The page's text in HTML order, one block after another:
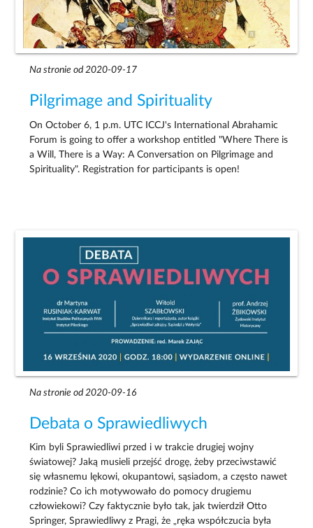
Na stronie od 2020-09-17
Pilgrimage and Spirituality
On October 6, 1 p.m. UTC ICCJ's International Abrahamic
Forum is going to offer a workshop entitled "Where There is
a Will, There is a Way: A Conversation on Pilgrimage and
Spirituality". Registration for participants is open!
Na stronie od 2020-09-16
Debata o Sprawiedliwych
Kim byli Sprawiedliwi przed i w trakcie drugiej wojny
światowej? Jaką musieli przejść drogę, żeby przeciwstawić
się własnemu lękowi, okupantowi, sąsiadom, a często nawet
rodzinie? Co ich motywowało do pomocy drugiemu
człowiekowi? Czy faktycznie było tak, jak twierdził Otto
Springer, Sprawiedliwy z Pragi, że „ręka współczucia była